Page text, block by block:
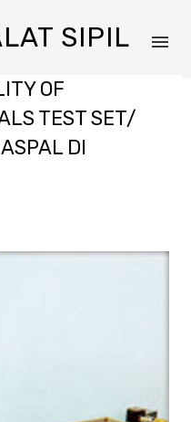
SIPIL
OF
TEST SET/
DI